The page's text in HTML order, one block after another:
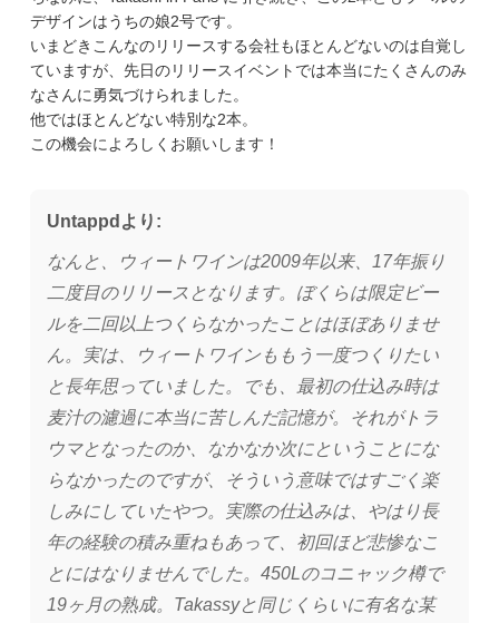
デザインはうちの娘2号です。
いまどきこんなのリリースする会社もほとんどないのは自覚し
ていますが、先日のリリースイベントでは本当にたくさんのみ
なさんに勇気づけられました。
他ではほとんどない特別な2本。
この機会によろしくお願いします！
Untappdより:
なんと、ウィートワインは2009年以来、17年振り
二度目のリリースとなります。ぼくらは限定ビー
ルを二回以上つくらなかったことはほぼありませ
ん。実は、ウィートワインももう一度つくりたい
と長年思っていました。でも、最初の仕込み時は
麦汁の濾過に本当に苦しんだ記憶が。それがトラ
ウマとなったのか、なかなか次にということにな
らなかったのですが、そういう意味ではすごく楽
しみにしていたやつ。実際の仕込みは、やはり長
年の経験の積み重ねもあって、初回ほど悲惨なこ
とにはなりませんでした。450Lのコニャック樽で
19ヶ月の熟成。Takassyと同じくらいに有名な某